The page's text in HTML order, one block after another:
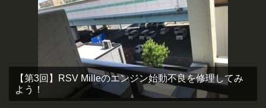
【第3回】RSV Milleのエンジン始動不良を修理してみ
よう！